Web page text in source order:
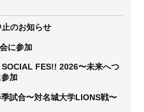
のお知らせ
に参加
SOCIAL FES!! 2026〜未来へつ
加
季試合〜対名城大学LIONS戦〜